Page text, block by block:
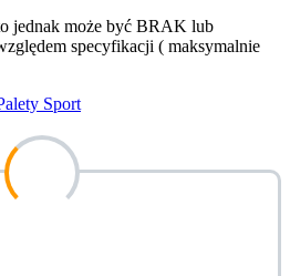
jednak może być BRAK lub
specyfikacji ( maksymalnie
Sport